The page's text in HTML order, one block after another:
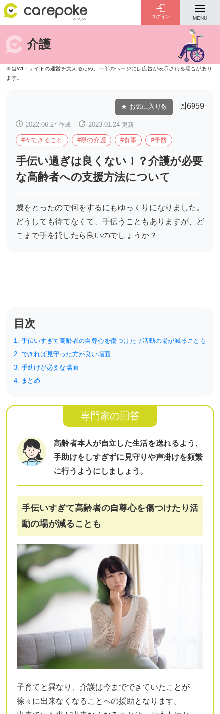
ログイン MENU
ID・パスワードをお忘れの方はこちら
カテゴリー
介護 お金のこと 病院・施設 介護保険制度
リハビリ・介護
病気・感染症
ケアポケとは
料金プラン
脳トレ -頭の体操-
介護事業所検索
ポケットレシピ
プライバシーポリシー
介護
★ お気に入り数 6959
2022.06.27 作成 2023.01.24 更新
#今できること #親の介護 #食事 #予防
手伝い過ぎは良くない！？介護が必要
な高齢者への支援方法について
歳をとったので何をするにもゆっくりになりました。
どうしても待てなくて、手伝うこともありますが、ど
こまで手を貸したら良いのでしょうか？
目次
1. 手伝いすぎて高齢者の自尊心を傷つけたり活動の場が減ることも
2. できれば見守った方が良い場面
3. 手助けが必要な場面
4. まとめ
専門家の回答
高齢者本人が自立した生活を送れるよう、
手助けをしすぎずに見守りや声掛けを頻繁
に行うようにしましょう。
手伝いすぎて高齢者の自尊心を傷つけたり活
動の場が減ることも
子育てと異なり、介護は今までできていたことが
徐々に出来なくなることへの援助となります。